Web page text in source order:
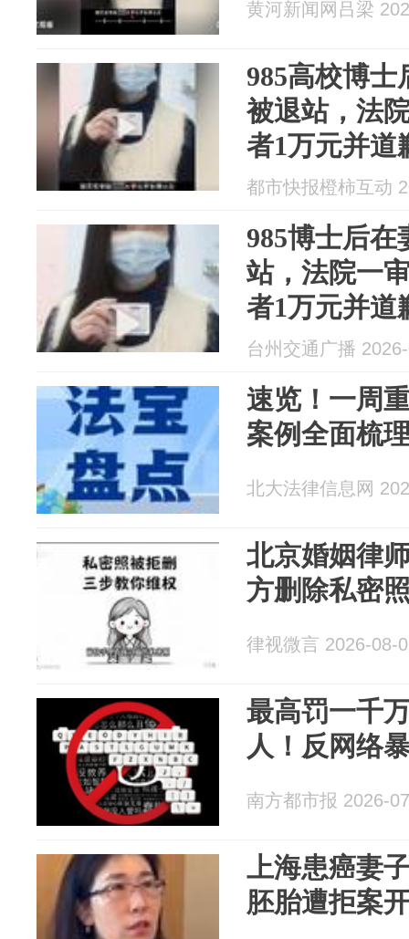
黄河新闻网吕梁
985高校博士
被退站，法
者1万元并道
新高校，受
都市快报橙柿互动
985博士后在
站，法院一
者1万元并道
新高校，受
台州交通广播
速览！一周
案例全面梳
北大法律信息网
北京婚姻律
方删除私密
律视微言 2026-08-
最高罚一千
人！反网络
南方都市报 2026-
上海患癌妻
胚胎遭拒案